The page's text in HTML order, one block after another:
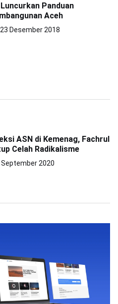
Panduan
Aceh
23 Desember 2018
ASN di Kemenag, Fachrul
Celah Radikalisme
September 2020